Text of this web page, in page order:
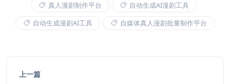
真人漫剧制作平台
自动生成AI漫剧工具
自动生成漫剧AI工具
自媒体真人漫剧批量制作平台
上一篇